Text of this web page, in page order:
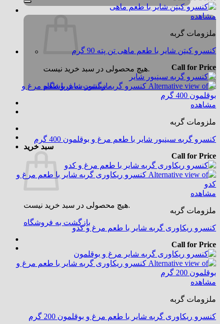
هیچ محصولی در سبد خرید نیست.
بازگشت به فروشگاه
سبد خرید
هیچ محصولی در سبد خرید نیست.
بازگشت به فروشگاه
مشاهده
ملزومات گربه
کنسرو کیتن شایر با طعم ماهی تن پته 90 گرم
Call for Price
مشاهده
ملزومات گربه
کنسرو گربه سینیور شایر با طعم مرغ و بوقلمون 400 گرم
Call for Price
مشاهده
ملزومات گربه
کنسرو ریکاوری گربه شایر با طعم مرغ و کدو
Call for Price
مشاهده
ملزومات گربه
کنسرو ریکاوری گربه شایر با طعم مرغ و بوقلمون 200 گرم